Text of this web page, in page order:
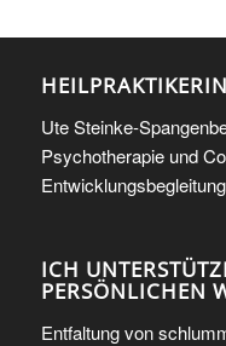
Ute Steinke-
Psychotherapie und
ICH
PERSÖNLICHEN
Entfaltung von